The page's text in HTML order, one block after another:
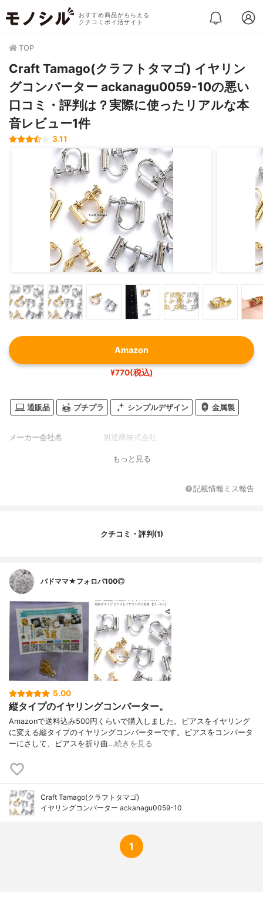
おすすめ商品がもらえる
クチコミポイ活サイト
TOP
Craft Tamago(クラフトタマゴ) イヤリン
グコンバーター ackanagu0059-10の悪い
口コミ・評判は？実際に使ったリアルな本
音レビュー1件
3.11
Amazon
¥770(税込)
通販品 プチプラ シンプルデザイン 金属製
メーカー会社名 旭通商株式会社
もっと見る
記載情報ミス報告
クチコミ・評判(1)
バドママ★フォロバ100◎
5.00
縦タイプのイヤリングコンバーター。
Amazonで送料込み500円くらいで購入しました。ピアスをイヤリング
に変える縦タイプのイヤリングコンバーターです。ピアスをコンバータ
ーにさして、ピアスを折り曲…続きを見る
Craft Tamago(クラフトタマゴ)
イヤリングコンバーター ackanagu0059-10
1